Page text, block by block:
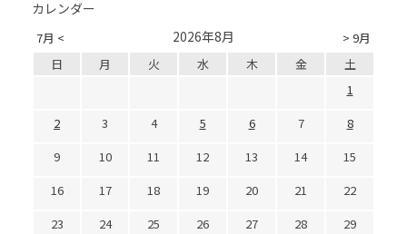
カレンダー
7月 < > 9月
2026年8月
日 月 火 水 木 金
土
1
2
3 4 5 6 7
8
9
10 11 12 13 14
15
16
17 18 19 20 21
22
23
24 25 26 27 28
29